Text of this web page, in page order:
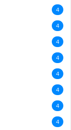
3
3
3
3
3
3
3
3